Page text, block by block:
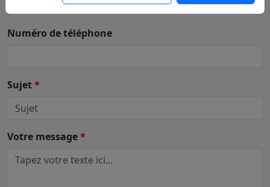
Numéro de téléphone
Sujet*
Votre message*